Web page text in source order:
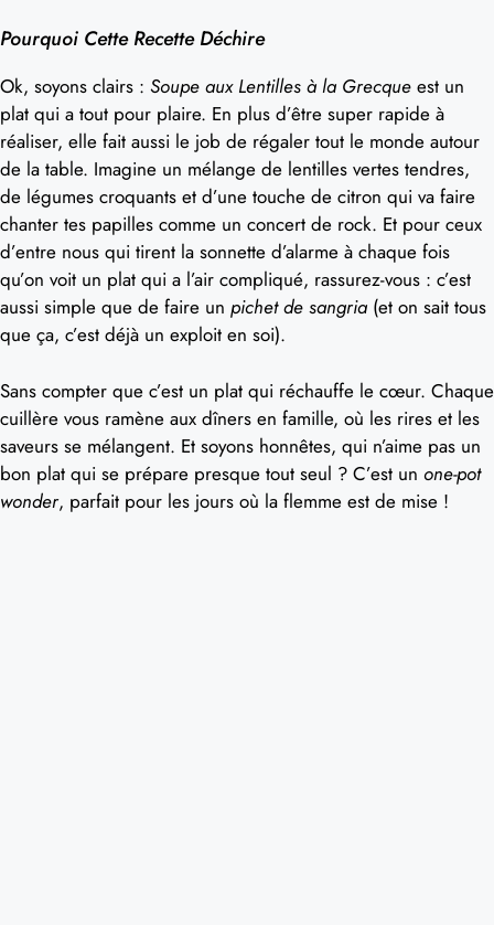
Pourquoi Cette Recette Déchire
Ok, soyons clairs : Soupe aux Lentilles à la Grecque est un
plat qui a tout pour plaire. En plus d’être super rapide à
réaliser, elle fait aussi le job de régaler tout le monde autour
de la table. Imagine un mélange de lentilles vertes tendres,
de légumes croquants et d’une touche de citron qui va faire
chanter tes papilles comme un concert de rock. Et pour ceux
d’entre nous qui tirent la sonnette d’alarme à chaque fois
qu’on voit un plat qui a l’air compliqué, rassurez-vous : c’est
aussi simple que de faire un pichet de sangria (et on sait tous
que ça, c’est déjà un exploit en soi).
Sans compter que c’est un plat qui réchauffe le cœur. Chaque
cuillère vous ramène aux dîners en famille, où les rires et les
saveurs se mélangent. Et soyons honnêtes, qui n’aime pas un
bon plat qui se prépare presque tout seul ? C’est un one-pot
wonder, parfait pour les jours où la flemme est de mise !